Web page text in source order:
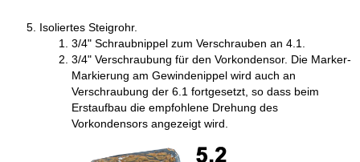
Isoliertes Steigrohr.
3/4" Schraubnippel zum Verschrauben an 4.1.
3/4" Verschraubung für den Vorkondensor. Die Marker-
Markierung am Gewindenippel wird auch an
Verschraubung der 6.1 fortgesetzt, so dass beim
Erstaufbau die empfohlene Drehung des
Vorkondensors angezeigt wird.